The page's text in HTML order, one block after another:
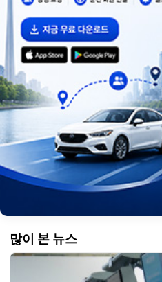
많이 본 뉴스